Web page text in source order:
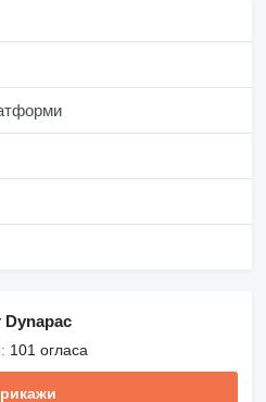
Dynapac
101 огласа